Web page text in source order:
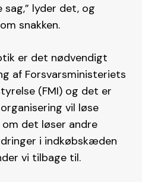
sag,” lyder det, og
snakken.
er det nødvendigt
af Forsvarsministeriets
(FMI) og det er
vil løse
det løser andre
i indkøbskæden
vi tilbage til.